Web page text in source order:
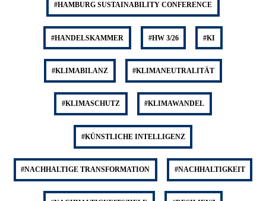
#HAMBURG SUSTAINABILITY CONFERENCE
#HANDELSKAMMER #HW 3/26 #KI
#KLIMABILANZ #KLIMANEUTRALITÄT
#KLIMASCHUTZ #KLIMAWANDEL
#KÜNSTLICHE INTELLIGENZ
#NACHHALTIGE TRANSFORMATION #NACHHALTIGKEIT